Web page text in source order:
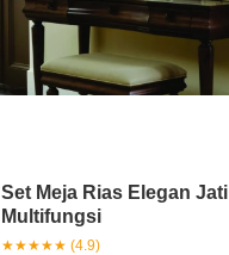
Set Meja Rias Elegan Jati
Multifungsi
★★★★★ (4.9)